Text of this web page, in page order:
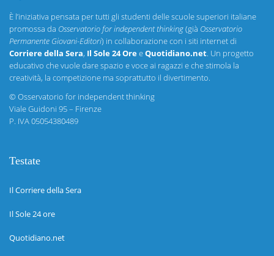
È l’iniziativa pensata per tutti gli studenti delle scuole superiori italiane
promossa da Osservatorio for independent thinking(già Osservatorio
Permanente Giovani-Editori) in collaborazione con i siti internet di
Corriere della Sera, Il Sole 24 OreeQuotidiano.net. Un progetto
educativo che vuole dare spazio e voce ai ragazzi e che stimola la
creatività, la competizione ma soprattutto il divertimento.
©Osservatorio for independent thinking
Viale Guidoni 95 – Firenze
P. IVA 05054380489
Testate
Il Corriere della Sera
Il Sole 24 ore
Quotidiano.net